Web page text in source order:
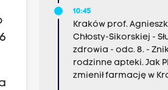
10:45
Kraków prof.
Chłosty-Sikorskiej -
zdrowia - odc. 8. -
rodzinne apteki. Jak
zmienił farmację w